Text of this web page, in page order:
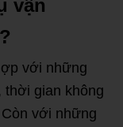
vận
với những
thời gian không
với những